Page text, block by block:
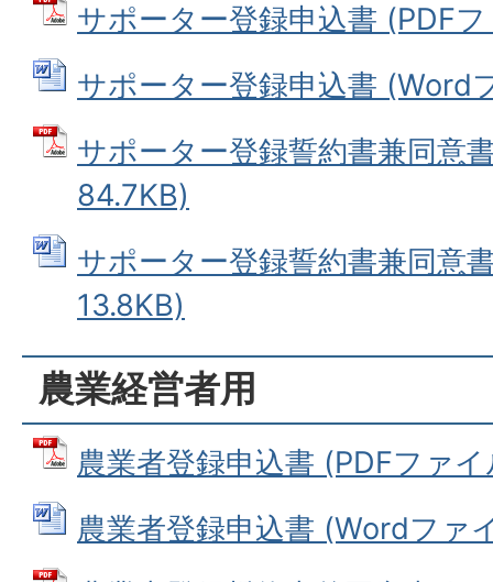
サポーター登録申込書 (PDF
サポーター登録申込書 (Word
サポーター登録誓約書兼同意
84.7KB)
サポーター登録誓約書兼同意
13.8KB)
農業経営者用
農業者登録申込書 (PDFファ
農業者登録申込書 (Wordファ